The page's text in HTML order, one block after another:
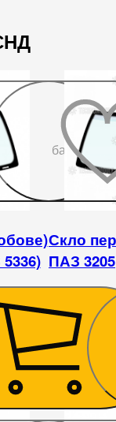
До
бажаного
Скло
ПАЗ 3205
4 680